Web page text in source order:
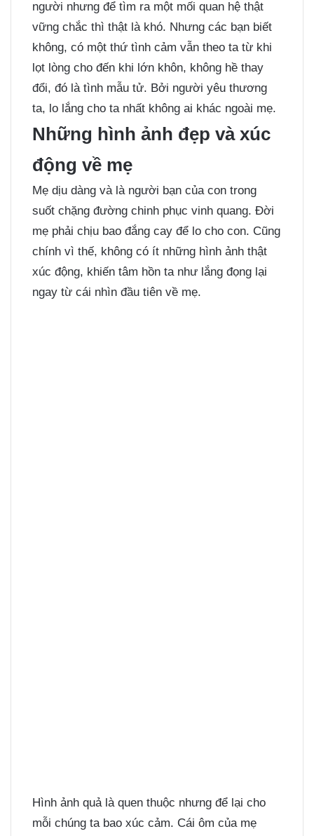
người nhưng để tìm ra một mối quan hệ thật
vững chắc thì thật là khó. Nhưng các bạn biết
không, có một thứ tình cảm vẫn theo ta từ khi
lọt lòng cho đến khi lớn khôn, không hề thay
đổi, đó là tình mẫu tử. Bởi người yêu thương
ta, lo lắng cho ta nhất không ai khác ngoài mẹ.
Những hình ảnh đẹp và xúc
động về mẹ
Mẹ dịu dàng và là người bạn của con trong
suốt chặng đường chinh phục vinh quang. Đời
mẹ phải chịu bao đắng cay để lo cho con. Cũng
chính vì thế, không có ít những hình ảnh thật
xúc động, khiến tâm hồn ta như lắng đọng lại
ngay từ cái nhìn đầu tiên về mẹ.
Hình ảnh quả là quen thuộc nhưng để lại cho
mỗi chúng ta bao xúc cảm. Cái ôm của mẹ